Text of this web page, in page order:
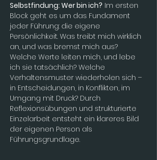
Selbstfindung: Wer bin ich? Im ersten
Block geht es um das Fundament
jeder Führung: die eigene
Persönlichkeit. Was treibt mich wirklich
an, und was bremst mich aus?
Welche Werte leiten mich, und lebe
ich sie tatsächlich? Welche
Verhaltensmuster wiederholen sich –
in Entscheidungen, in Konflikten, im
Umgang mit Druck? Durch
Reflexionsübungen und strukturierte
Einzelarbeit entsteht ein klareres Bild
der eigenen Person als
Führungsgrundlage.